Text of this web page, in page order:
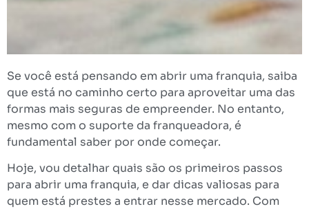
Se você está pensando em abrir uma franquia, saiba
que está no caminho certo para aproveitar uma das
formas mais seguras de empreender. No entanto,
mesmo com o suporte da franqueadora, é
fundamental saber por onde começar.
Hoje, vou detalhar quais são os primeiros passos
para abrir uma franquia, e dar dicas valiosas para
quem está prestes a entrar nesse mercado. Com